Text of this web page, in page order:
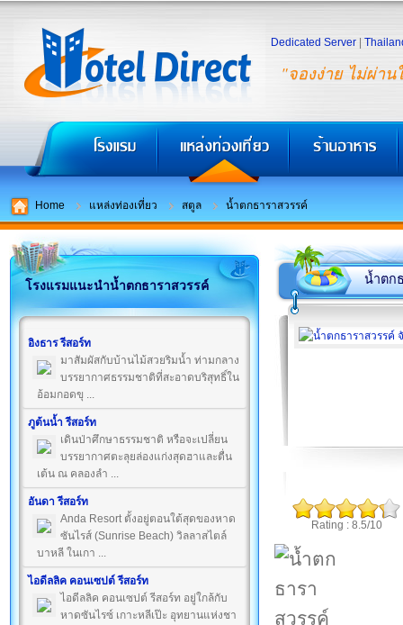
"จองง่าย ไม่ผ่าน
Dedicated Server
Home แหล่งท่องเที่ยว สตูล น้ำตกธาราสวรรค์
โรงแรมแนะนำน้ำตกธาราสวรรค์
อิงธาร รีสอร์ท
มาสัมผัสกับบ้านไม้สวยริมน้ำ ท่ามกลาง
บรรยากาศธรรมชาติที่สะอาดบริสุทธิ์ใน
อ้อมกอดขุ ...
ภูต้นน้ำ รีสอร์ท
เดินป่าศึกษาธรรมชาติ หรือจะเปลี่ยน
บรรยากาศตะลุยล่องแก่งสุดฮาและตื่น
เต้น ณ คลองลำ ...
อันดา รีสอร์ท
Anda Resort ตั้งอยู่ตอนใต้สุดของหาด
ซันไรส์ (Sunrise Beach) วิลลาสไตล์
บาหลี ในเกา ...
ไอดีลลิค คอนเซปต์ รีสอร์ท
ไอดีลลิค คอนเซปต์ รีสอร์ท อยู่ใกล้กับ
หาดซันไรซ์ เกาะหลีเป๊ะ อุทยานแห่งชา
น้ำตก
Rating : 8.5/10